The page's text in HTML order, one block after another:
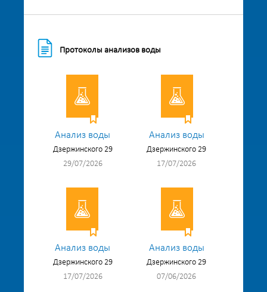
Протоколы анализов воды
Анализ воды
Дзержинского 29
29/07/2026
Анализ воды
Дзержинского 29
17/07/2026
Анализ воды
Дзержинского 29
17/07/2026
Анализ воды
Дзержинского 29
07/06/2026